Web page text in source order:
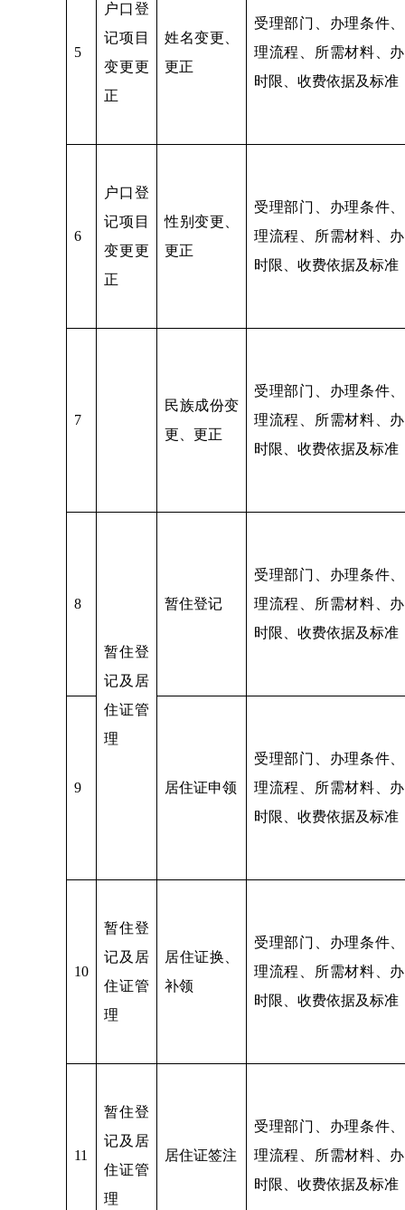
5
户口登
记项目
变更更
正
姓名变更、
更正
受理部门、办理条件
理流程、所需材料、
时限、收费依据及标准
6
户口登
记项目
变更更
正
性别变更、
更正
受理部门、办理条件
理流程、所需材料、
时限、收费依据及标准
7
民族成份变
更、更正
受理部门、办理条件
理流程、所需材料、
时限、收费依据及标准
8
暂住登
记及居
住证管
理
暂住登记
受理部门、办理条件
理流程、所需材料、
时限、收费依据及标准
9 居住证申领
受理部门、办理条件
理流程、所需材料、
时限、收费依据及标准
10
暂住登
记及居
住证管
理
居住证换、
补领
受理部门、办理条件
理流程、所需材料、
时限、收费依据及标准
11
暂住登
记及居
住证管
理
居住证签注
受理部门、办理条件
理流程、所需材料、
时限、收费依据及标准